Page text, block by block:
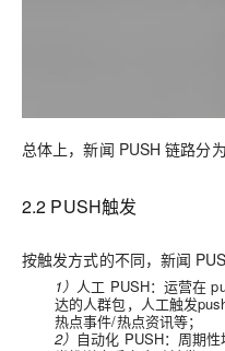
总体上，新闻 PUSH 链路分
2.2 PUSH触发
按触发方式的不同，新闻
1） 人工 PUSH：运营在
达的人群包，人工触发
热点事件/热点资讯等；
2） 自动化 PUSH：周期